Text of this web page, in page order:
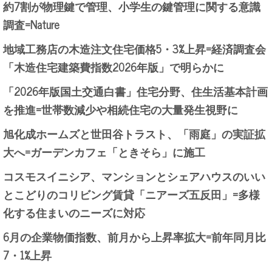
約7割が物理鍵で管理、小学生の鍵管理に関する意識
調査=Nature
地域工務店の木造注文住宅価格5・3%上昇=経済調査会
「木造住宅建築費指数2026年版」で明らかに
「2026年版国土交通白書」住宅分野、住生活基本計画
を推進=世帯数減少や相続住宅の大量発生視野に
旭化成ホームズと世田谷トラスト、「雨庭」の実証拡
大へ=ガーデンカフェ「ときそら」に施工
コスモスイニシア、マンションとシェアハウスのいい
とこどりのコリビング賃貸「ニアーズ五反田」=多様
化する住まいのニーズに対応
6月の企業物価指数、前月から上昇率拡大=前年同月比
7・1%上昇